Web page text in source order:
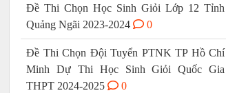
Đề Thi Chọn Học Sinh Giỏi Lớp 12 Tỉnh
Quảng Ngãi 2023-2024
0
Đề Thi Chọn Đội Tuyển PTNK TP Hồ Chí
Minh Dự Thi Học Sinh Giỏi Quốc Gia
THPT 2024-2025
0